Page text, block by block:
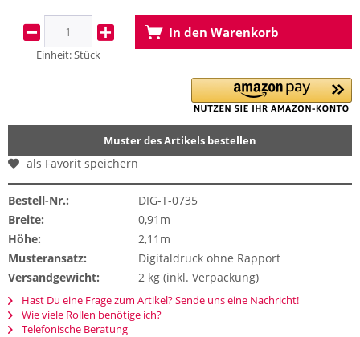
Einheit:Stück
In den Warenkorb
Muster des Artikels bestellen
als Favorit speichern
Bestell-Nr.:
DIG-T-0735
Breite:
0,91m
Höhe:
2,11m
Musteransatz:
Digitaldruck ohne Rapport
Versandgewicht:
2 kg (inkl. Verpackung)
Hast Du eine Frage zum Artikel? Sende uns eine Nachricht!
Wie viele Rollen benötige ich?
Telefonische Beratung